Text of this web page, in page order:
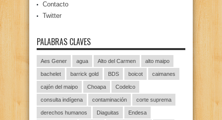
Contacto
Twitter
PALABRAS CLAVES
Aes Gener agua Alto del Carmen alto maipo
bachelet barrick gold BDS boicot caimanes
cajón del maipo Choapa Codelco
consulta indígena contaminación corte suprema
derechos humanos Diaguitas Endesa